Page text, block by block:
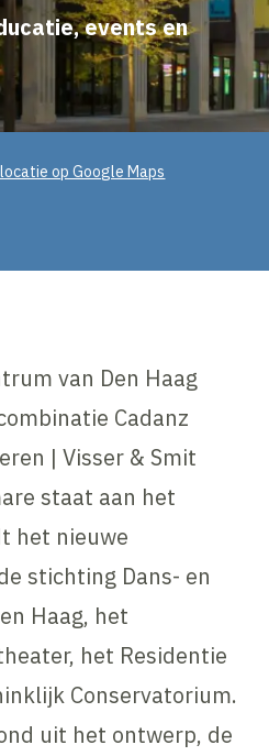
events en
op Google Maps
van Den Haag
Cadanz
| Visser & Smit
staat aan het
het nieuwe
stichting Dans- en
Haag, het
het Residentie
Conservatorium.
uit het ontwerp, de